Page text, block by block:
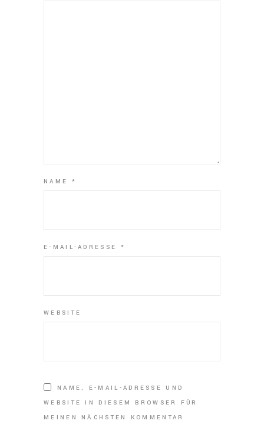
NAME *
E-MAIL-ADRESSE *
WEBSITE
NAME, E-MAIL-ADRESSE UND
WEBSITE IN DIESEM BROWSER FÜR
MEINEN NÄCHSTEN KOMMENTAR